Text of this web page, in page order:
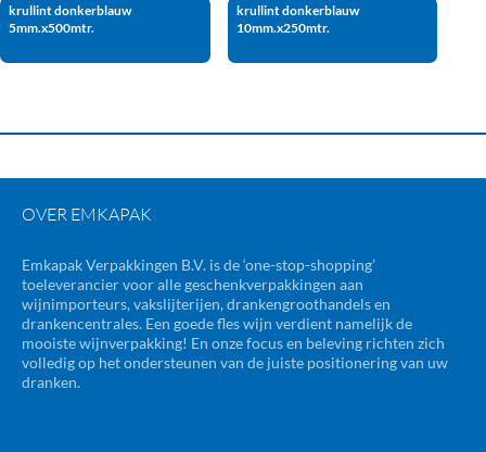
krullint donkerblauw
5mm.x500mtr.
krullint donkerblauw
10mm.x250mtr.
OVER EMKAPAK
Emkapak Verpakkingen B.V. is de ‘one-stop-shopping’
toeleverancier voor alle geschenkverpakkingen aan
wijnimporteurs, vakslijterijen, drankengroothandels en
drankencentrales. Een goede fles wijn verdient namelijk de
mooiste wijnverpakking! En onze focus en beleving richten zich
volledig op het ondersteunen van de juiste positionering van uw
dranken.